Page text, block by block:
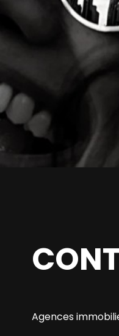
Agences